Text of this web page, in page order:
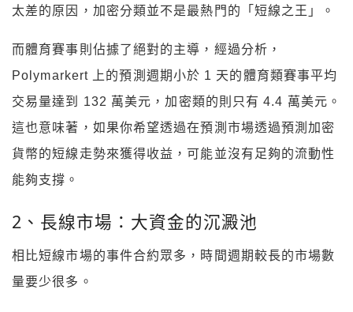
太差的原因，加密分類並不是最熱門的「短線之王」。
而體育賽事則佔據了絕對的主導，經過分析，
Polymarkert 上的預測週期小於 1 天的體育類賽事平均
交易量達到 132 萬美元，加密類的則只有 4.4 萬美元。
這也意味著，如果你希望透過在預測市場透過預測加密
貨幣的短線走勢來獲得收益，可能並沒有足夠的流動性
能夠支撐。
2、長線市場：大資金的沉澱池
相比短線市場的事件合約眾多，時間週期較長的市場數
量要少很多。